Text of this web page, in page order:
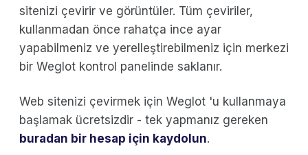
sitenizi çevirir ve görüntüler. Tüm çeviriler,
kullanmadan önce rahatça ince ayar
yapabilmeniz ve yerelleştirebilmeniz için merkezi
bir Weglot kontrol panelinde saklanır.
Web sitenizi çevirmek için Weglot 'u kullanmaya
başlamak ücretsizdir - tek yapmanız gereken
buradan bir hesap için kaydolun.